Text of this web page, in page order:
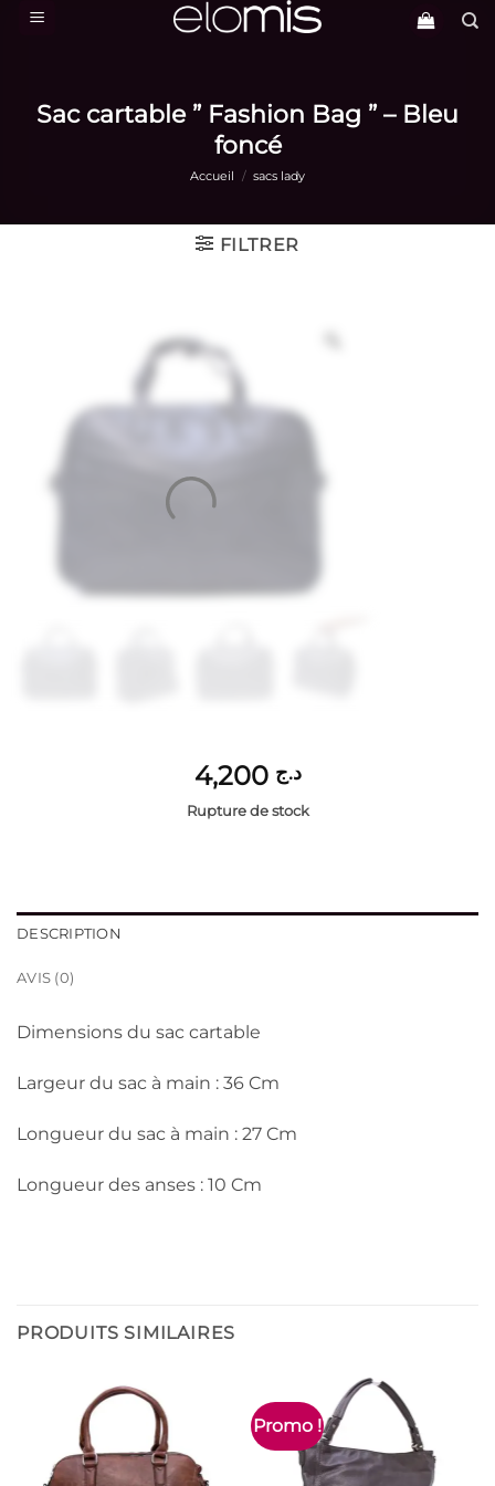
Passer
Sac cartable ” Fashion Bag ” – Bleu
foncé
Accueil / sacs lady
FILTRER
د.ج 4,200
Rupture de stock
DESCRIPTION
AVIS (0)
Dimensions du sac cartable
Largeur du sac à main : 36 Cm
Longueur du sac à main : 27 Cm
Longueur des anses : 10 Cm
PRODUITS SIMILAIRES
Promo !